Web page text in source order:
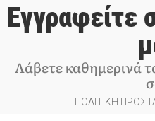
Εγγραφείτε
Λάβετε καθημερινά
ΠΟΛΙΤΙΚΗ